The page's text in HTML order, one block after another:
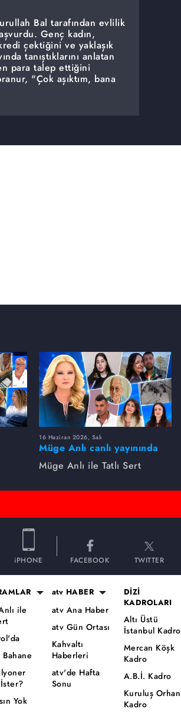
Bal tarafından evlilik
Genç kadın,
çektiğini ve yaklaşık
tanıştıklarını anlatan
para talep ettiğini
"Çok aşıktım, bana
Nişanda lazım olur diye
Bal ise yayına
ve
16 Haziran 2026, Salı
Müge Anlı canlı yayınında
dikkat çeken gelişmeler
yaşandı. Kayıp,
Müge Anlı ile Tatlı Sert
iPHONE FACEBOOK TWITTER
ile
Yok
atv HABER
atv Ana Haber
atv Gün Ortası
Kahvaltı
Haberleri
atv'de Hafta
Sonu
DİZİ
KADROLARI
Altı Üstü
İstanbul Kadro
Mercan Köşk
Kadro
A.B.İ. Kadro
Kuruluş Orhan
Kadro